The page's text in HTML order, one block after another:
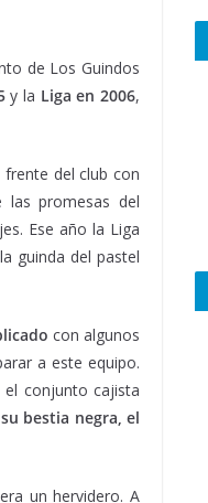
de Los Guindos
y la Liga en 2006,
frente del club con
las promesas del
Ese año la Liga
guinda del pastel
con algunos
a este equipo.
conjunto cajista
su bestia negra, el
un hervidero. A